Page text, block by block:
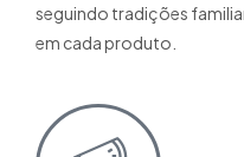
seguindo tradições
em cada produto.